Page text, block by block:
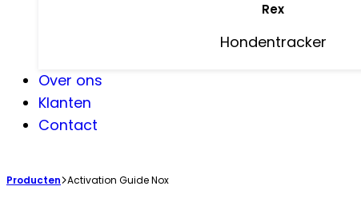
Rex
Hondentracker
Over ons
Klanten
Contact
Producten Activation Guide Nox